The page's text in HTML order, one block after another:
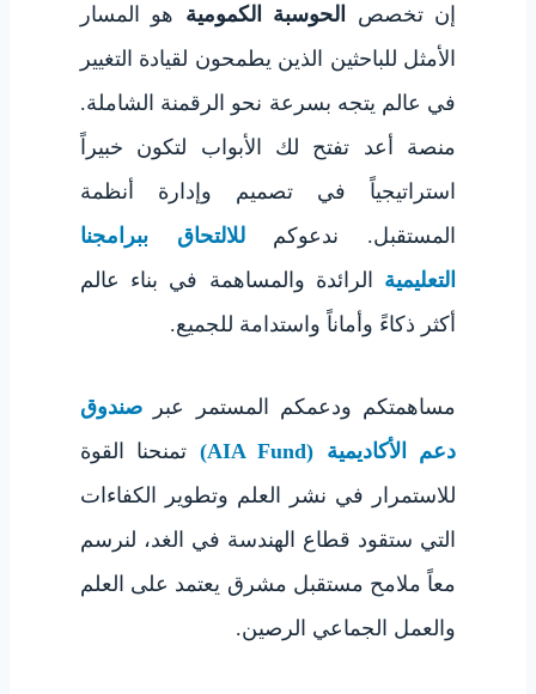
إن تخصص الحوسبة الكمومية هو المسار
الأمثل للباحثين الذين يطمحون لقيادة التغيير
في عالم يتجه بسرعة نحو الرقمنة الشاملة.
منصة أعد تفتح لك الأبواب لتكون خبيراً
استراتيجياً في تصميم وإدارة أنظمة
المستقبل. ندعوكمللالتحاق ببرامجنا
التعليمية الرائدة والمساهمة في بناء عالم
أكثر ذكاءً وأماناً واستدامة للجميع.
مساهمتكم ودعمكم المستمر عبر صندوق
دعم الأكاديمية (AIA Fund)
تمنحنا القوة
للاستمرار في نشر العلم وتطوير الكفاءات
التي ستقود قطاع الهندسة في الغد، لنرسم
معاً ملامح مستقبل مشرق يعتمد على العلم
والعمل الجماعي الرصين.